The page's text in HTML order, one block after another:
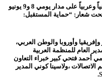
وتمتد فعاليات القمة في نسختها الأضخم أفريقياً وعربياً على مدار يومي 8 و9 يونيو
تحت شعار: “حماية المستقبل:
من مصر وإفريقيا وأوروبا والوطن العربي،
العام للمنظمة العربية
أحمد فتحي كبير خبراء التعاون
،ولاسينا كوني المدير